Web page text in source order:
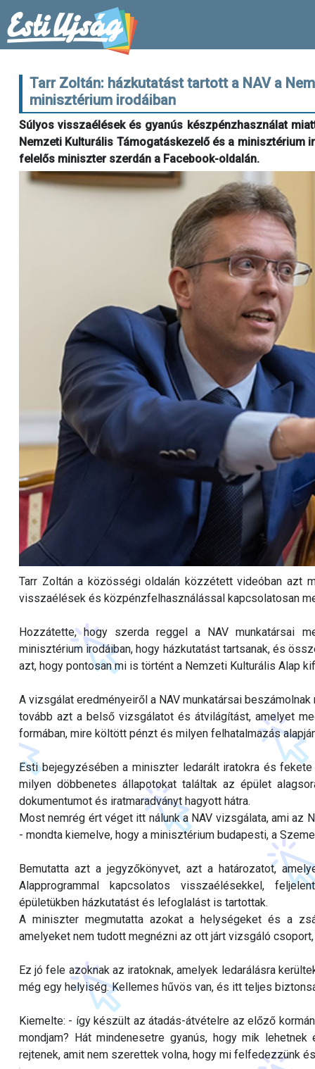
Tarr Zoltán: házkutatást tartott a NAV a
minisztérium irodáiban
Súlyos visszaélések és gyanús készpénzhasználat
Nemzeti Kulturális Támogatáskezelő és a
felelős miniszter szerdán a Facebook-oldalán.
Tarr Zoltán a közösségi oldalán közzétett videóban azt
visszaélések és közpénzfelhasználással kapcsolatosan
Hozzátette, hogy szerda reggel a NAV munkatársai
minisztérium irodáiban, hogy házkutatást tartsanak, és
azt, hogy pontosan mi is történt a Nemzeti Kulturális Alap
A vizsgálat eredményeiről a NAV munkatársai
tovább azt a belső vizsgálatot és átvilágítást, amelyet
formában, mire költött pénzt és milyen felhatalmazás
Esti bejegyzésében a miniszter ledarált iratokra és
milyen döbbenetes állapotokat találtak az épület
dokumentumot és iratmaradványt hagyott hátra.
Most nemrég ért véget itt nálunk a NAV vizsgálata, ami az
- mondta kiemelve, hogy a minisztérium budapesti, a
Bemutatta azt a jegyzőkönyvet, azt a határozatot,
Alapprogrammal kapcsolatos visszaélésekkel,
épületükben házkutatást és lefoglalást is tartottak.
A miniszter megmutatta azokat a helységeket és a
amelyeket nem tudott megnézni az ott járt vizsgáló
Ez jó fele azoknak az iratoknak, amelyek ledarálásra
még egy helyiség. Kellemes hűvös van, és itt teljes
Kiemelte: - így készült az átadás-átvételre az előző
mondjam? Hát mindenesetre gyanús, hogy mik
rejtenek, amit nem szerettek volna, hogy mi felfedezzünk